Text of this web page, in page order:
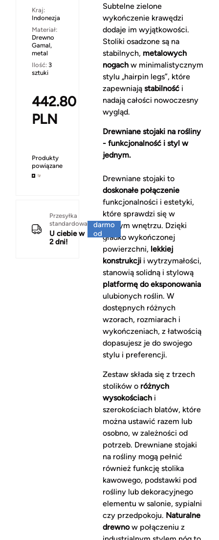
Kraj:
Indonezja
Materiał:
Drewno
Gamal,
metal
Ilość: 3
sztuki
442.80
PLN
Produkty
powiązane
Przesyłka
standardowa
U ciebie w
2 dni!
darmo
od
150 zł
Subtelne zielone
wykończenie krawędzi
dodaje im wyjątkowości.
Stoliki osadzone są na
stabilnych, metalowych
nogachw minimalistycznym
stylu „hairpin legs”, które
zapewniają stabilnośći
nadają całości nowoczesny
wygląd.
Drewniane stojaki na rośliny
- funkcjonalność i styl w
jednym.
Drewniane stojaki to
doskonałe połączenie
funkcjonalności i estetyki,
które sprawdzi się w
każdym wnętrzu. Dzięki
gładko wykończonej
powierzchni, lekkiej
konstrukcjii wytrzymałości,
stanowią solidną i stylową
platformę do eksponowania
ulubionych roślin. W
dostępnych różnych
wzorach, rozmiarach i
wykończeniach, z łatwością
dopasujesz je do swojego
stylu i preferencji.
Zestaw składa się z trzech
stolików o różnych
wysokościachi
szerokościach blatów, które
można ustawić razem lub
osobno, w zależności od
potrzeb. Drewniane stojaki
na rośliny mogą pełnić
również funkcję stolika
kawowego, podstawki pod
rośliny lub dekoracyjnego
elementu w salonie, sypialni
czy przedpokoju. Naturalne
drewnow połączeniu z